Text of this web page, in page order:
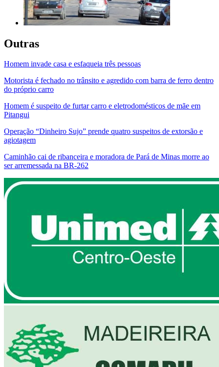
Outras
Homem invade casa e esfaqueia três pessoas
Motorista é fechado no trânsito e agredido com barra de ferro dentro
do próprio carro
Homem é suspeito de furtar carro e eletrodomésticos de mãe em
Pitangui
Operação “Dinheiro Sujo” prende quatro suspeitos de extorsão e
agiotagem
Caminhão cai de ribanceira e moradora de Pará de Minas morre ao
ser arremessada na BR-262